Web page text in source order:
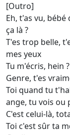
[Outro]
Eh, t'as vu,
ça là ?
T'es trop belle,
mes yeux
Tu m'écris, hein ?
Genre, t'es
Toi quand tu
ange, tu vois ou
C'est celui-là,
Toi c'est sûr ta